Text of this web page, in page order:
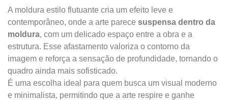
A moldura estilo flutuante cria um efeito leve e
contemporâneo, onde a arte parece suspensa dentro da
moldura, com um delicado espaço entre a obra e a
estrutura. Esse afastamento valoriza o contorno da
imagem e reforça a sensação de profundidade, tornando o
quadro ainda mais sofisticado.
É uma escolha ideal para quem busca um visual moderno
e minimalista, permitindo que a arte respire e ganhe